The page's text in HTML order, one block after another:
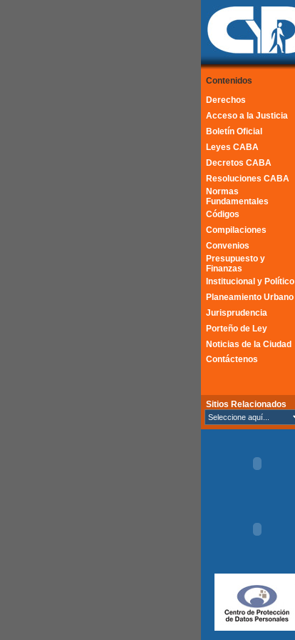
Contenidos
Derechos
Acceso a la Justicia
Boletín Oficial
Leyes CABA
Decretos CABA
Resoluciones CABA
Normas
Fundamentales
Códigos
Compilaciones
Convenios
Presupuesto y
Finanzas
Institucional y Político
Planeamiento Urbano
Jurisprudencia
Porteño de Ley
Noticias de la Ciudad
Contáctenos
Sitios Relacionados